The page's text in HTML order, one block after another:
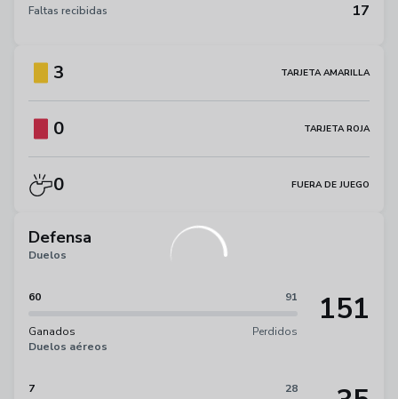
Faltas recibidas 17
3 TARJETA AMARILLA
0 TARJETA ROJA
0 FUERA DE JUEGO
Defensa
Duelos
60 91
Ganados Perdidos
151
Duelos aéreos
7 28